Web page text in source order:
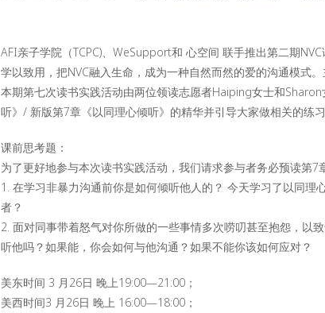
AFI亲子学院（TCPC)、WeSupport和 心空间 联手推出第二期
学以致用，把NVC融入生命，成为一种自然而然的爱的沟通模式。
本期第七次读书实践活动由两位领读志愿者Haiping女士和
听》/ 新版第7章《以同理心倾听》的精华并引导大家做相关的练习
课前思考题：
为了更好地参与本次读书实践活动，我们请求参与者务必预读第7
1. 在学习非暴力沟通前你是如何倾听他人的？ 今天学习了以同
者？
2. 面对同事带着怒气对你所做的一些事情多次唠叨甚至抱怨，以
听他吗？如果能，你会如何与他沟通？如果不能你该如何应对？
美东时间 3 月26日 晚上19:00—21:00；
美西时间3 月26日 晚上 16:00—18:00；